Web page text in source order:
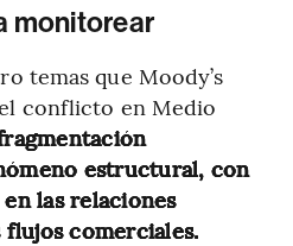
monitorear
temas que Moody’s
conflicto en Medio
estructural, con
las relaciones
comerciales.